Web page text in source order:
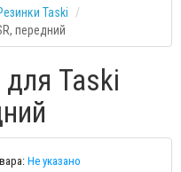
Taski
передний
Taski
Не указано